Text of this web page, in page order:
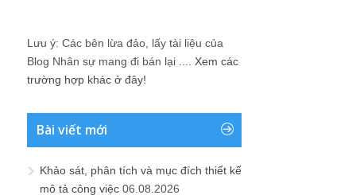
Lưu ý: Các bên lừa đảo, lấy tài liệu của
Blog Nhân sự mang đi bán lại .... Xem các
trường hợp khác ở đây!
Bài viết mới
Khảo sát, phân tích và mục đích thiết kế
mô tả công việc 06.08.2026